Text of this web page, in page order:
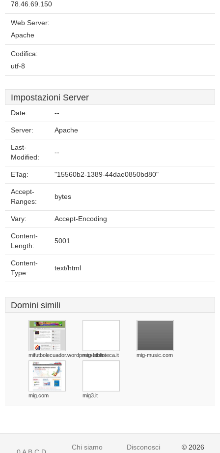
78.46.69.150
Web Server:
Apache
Codifica:
utf-8
Impostazioni Server
Date: --
Server: Apache
Last-
Modified:
--
ETag: "15560b2-1389-44dae0850bd80"
Accept-
Ranges:
bytes
Vary: Accept-Encoding
Content-
Length:
5001
Content-
Type:
text/html
Domini simili
mifutbolecuador.wordpress.com
mig-biblioteca.it mig-music.com
mig.com mig3.it
Chi siamo Disconoscimento © 2026